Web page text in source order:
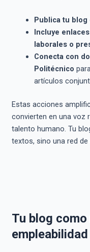
Publica tu blog
Incluye
laborales o
Conecta con
Politécnico
artículos
Estas acciones
convierten en una voz
talento humano. Tu
textos, sino una red
Tu blog
empleabilidad